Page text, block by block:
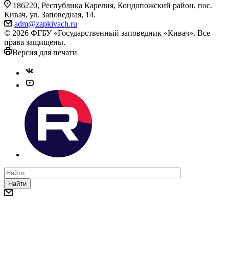
186220, Республика Карелия, Кондопожский район, пос.
Кивач, ул. Заповедная, 14.
adm@zapkivach.ru
© 2026 ФГБУ «Государственный заповедник «Кивач». Все
права защищены.
Версия для печати
Найти